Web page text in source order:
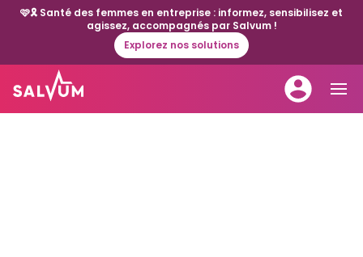
🩷🎗️ Santé des femmes en entreprise : informez, sensibilisez et
agissez, accompagnés par Salvum !
Explorez nos solutions